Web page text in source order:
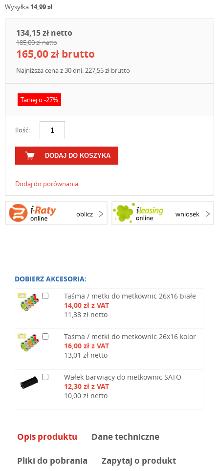
Wysyłka 14,99 zł
134,15 zł netto
185,00 zł netto
165,00 zł brutto
Najniższa cena z 30 dni: 227,55 zł brutto
Taniej o -27%
Ilość:
DODAJ DO KOSZYKA
Dodaj do porównania
oblicz wniosek
DOBIERZ AKCESORIA:
Taśma / metki do metkownic 26x16 białe
14,00 zł z VAT
11,38 zł netto
Taśma / metki do metkownic 26x16 kolor
16,00 zł z VAT
13,01 zł netto
Wałek barwiący do metkownic SATO
12,30 zł z VAT
10,00 zł netto
Opis produktu Dane techniczne
Pliki do pobrania Zapytaj o produkt